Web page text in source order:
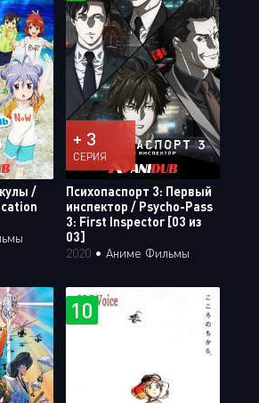
/
+ 3
СЕРИЯ
Психопаспорт 3: Первый
инспектор / Psycho-Pass
3: First Inspector [03 из
03]
2020 • Аниме Фильмы
10